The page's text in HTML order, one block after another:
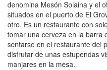
denomina Mesón Solaina y el
situados en el puerto de El
otro. Es un restaurante con
tomar una cerveza en la barra
sentarse en el restaurante del
disfrutar de unas estupendas
manjares en la mesa.